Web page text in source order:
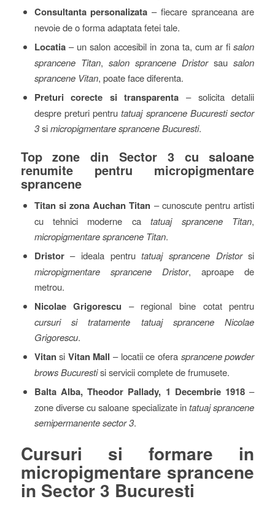
Consultanta personalizata – fiecare spranceana are
nevoie de o forma adaptata fetei tale.
Locatia– un salon accesibil in zona ta, cum ar fisalon
sprancene Titan, salon sprancene Dristorsausalon
sprancene Vitan, poate face diferenta.
Preturi corecte si transparenta – solicita detalii
despre preturi pentrutatuaj sprancene Bucuresti sector
3simicropigmentare sprancene Bucuresti.
Top zone din Sector 3 cu saloane
renumite pentru micropigmentare
sprancene
Titan si zona Auchan Titan – cunoscute pentru artisti
cu tehnici moderne catatuaj sprancene Titan,
micropigmentare sprancene Titan.
Dristor– ideala pentrutatuaj sprancene Dristorsi
micropigmentare sprancene Dristor, aproape de
metrou.
Nicolae Grigorescu – regional bine cotat pentru
cursuri si tratamente tatuaj sprancene Nicolae
Grigorescu.
Vitansi Vitan Mall – locatii ce ofera sprancene powder
brows Bucurestisi servicii complete de frumusete.
Balta Alba, Theodor Pallady, 1 Decembrie 1918 –
zone diverse cu saloane specializate intatuaj sprancene
semipermanente sector 3.
Cursuri si formare in
micropigmentare sprancene
in Sector 3 Bucuresti